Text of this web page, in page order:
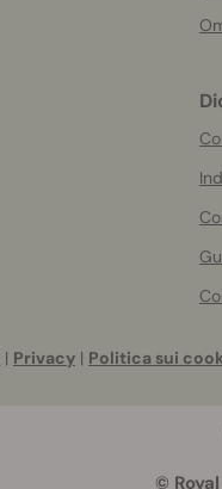
| Privacy | Politica sui
©